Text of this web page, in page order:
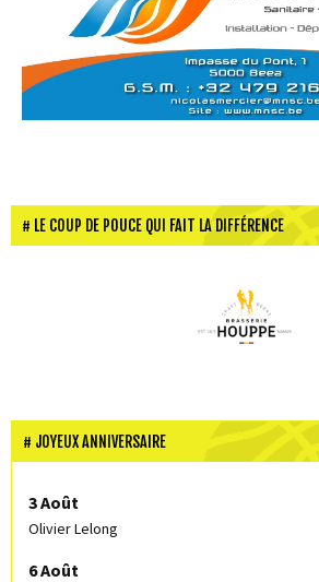
LE COUP DE POUCE QUI FAIT LA DIFFÉRENCE
JOYEUX ANNIVERSAIRE
3 Août
Olivier Lelong
6 Août